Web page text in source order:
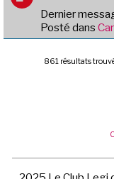
s
a
e
v
e
a
m
Dernier
Posté dans
861 résultats